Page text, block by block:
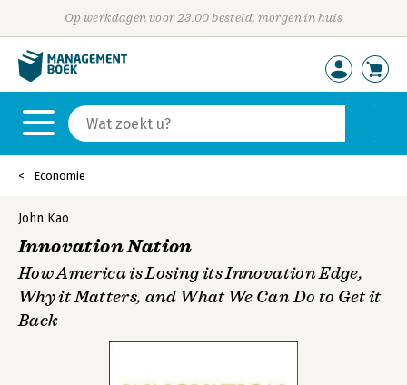
Op werkdagen voor 23:00 besteld, morgen in huis
Economie
John Kao
Innovation Nation
How America is Losing its Innovation Edge,
Why it Matters, and What We Can Do to Get it
Back